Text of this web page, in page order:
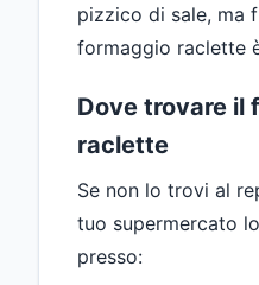
pizzico di sale, ma
formaggio raclette
Dove trovare il
raclette
Se non lo trovi al
tuo supermercato
presso: